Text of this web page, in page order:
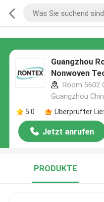
Guangzhou
Nonwoven
Room 5602
Guangzhou
5.0
Überprüfter
Jetzt anrufen
PRODUKTE